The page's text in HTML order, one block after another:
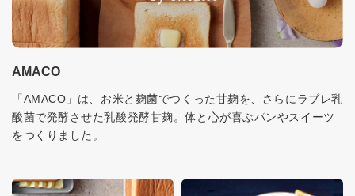
AMACO
「AMACO」は、お米と麹菌でつくった甘麹を、さらにラブレ乳
酸菌で発酵させた乳酸発酵甘麹。体と心が喜ぶパンやスイーツ
をつくりました。